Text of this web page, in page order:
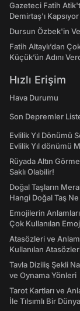
Gazeteci Fatih
Demirtaş'ı Kapsıyor
Dursun Özbek'in
Fatih Altaylı’dan
Küçük’ün Adını
Hızlı Erişim
Hava Durumu
Son Depremler
Evlilik Yıl Dönümü
Evlilik Yıl dönümü
Rüyada Altın
Saklı Olabilir!
Doğal Taşların
Hangi Doğal Taş
Emojilerin
Çok Kullanılan
Atasözleri ve
Kullanılan
Tavla Diziliş Şekli
ve Oynama Yönleri
Tarot Kartları ve
İle Tılsımlı Bir